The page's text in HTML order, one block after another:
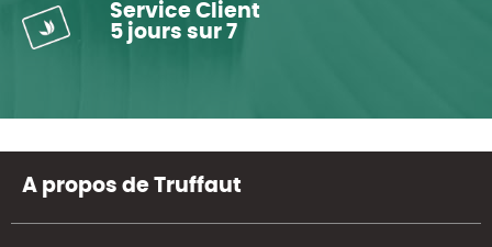
Service Client
5 jours sur 7
A propos de Truffaut